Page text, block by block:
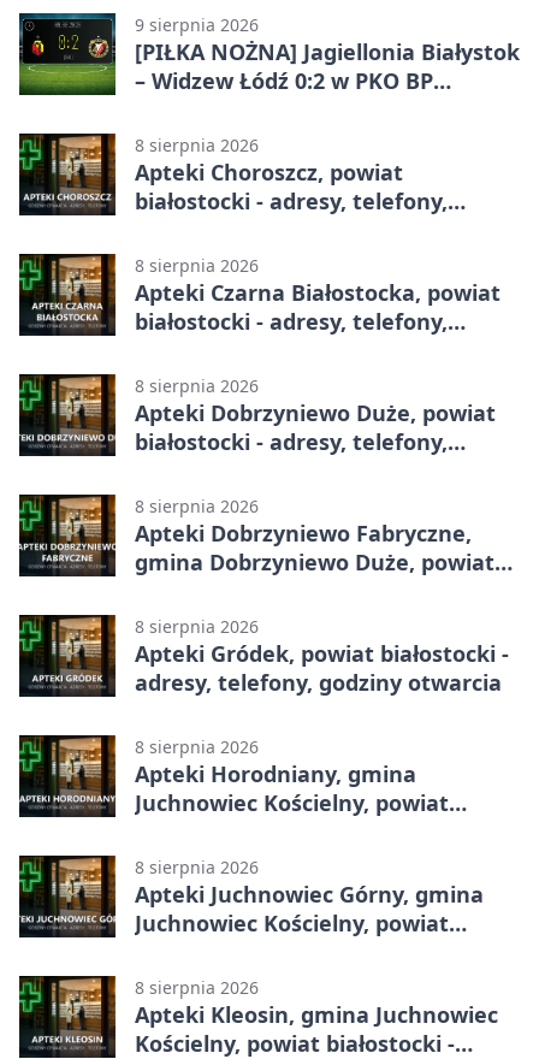
9 sierpnia 2026
[PIŁKA NOŻNA] Jagiellonia Białystok
– Widzew Łódź 0:2 w PKO BP
zmieniły mecz
8 sierpnia 2026
Apteki Choroszcz, powiat
białostocki - adresy, telefony,
8 sierpnia 2026
Apteki Czarna Białostocka, powiat
białostocki - adresy, telefony,
8 sierpnia 2026
Apteki Dobrzyniewo Duże, powiat
białostocki - adresy, telefony,
8 sierpnia 2026
Apteki Dobrzyniewo Fabryczne,
gmina Dobrzyniewo Duże, powiat
godziny otwarcia
8 sierpnia 2026
Apteki Gródek, powiat białostocki -
adresy, telefony, godziny otwarcia
8 sierpnia 2026
Apteki Horodniany, gmina
Juchnowiec Kościelny, powiat
godziny otwarcia
8 sierpnia 2026
Apteki Juchnowiec Górny, gmina
Juchnowiec Kościelny, powiat
godziny otwarcia
8 sierpnia 2026
Apteki Kleosin, gmina Juchnowiec
Kościelny, powiat białostocki -